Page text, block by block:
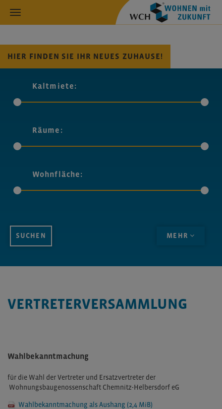
HIER FINDEN SIE IHR NEUES ZUHAUSE!
Kaltmiete:
Räume:
Wohnfläche:
MEHR
VERTRETERVERSAMMLUNG
Wahlbekanntmachung
für die Wahl der Vertreter und Ersatzvertreter der
Wohnungsbaugenossenschaft Chemnitz-Helbersdorf eG
Wahlbekanntmachung als Aushang (2,4 MiB)